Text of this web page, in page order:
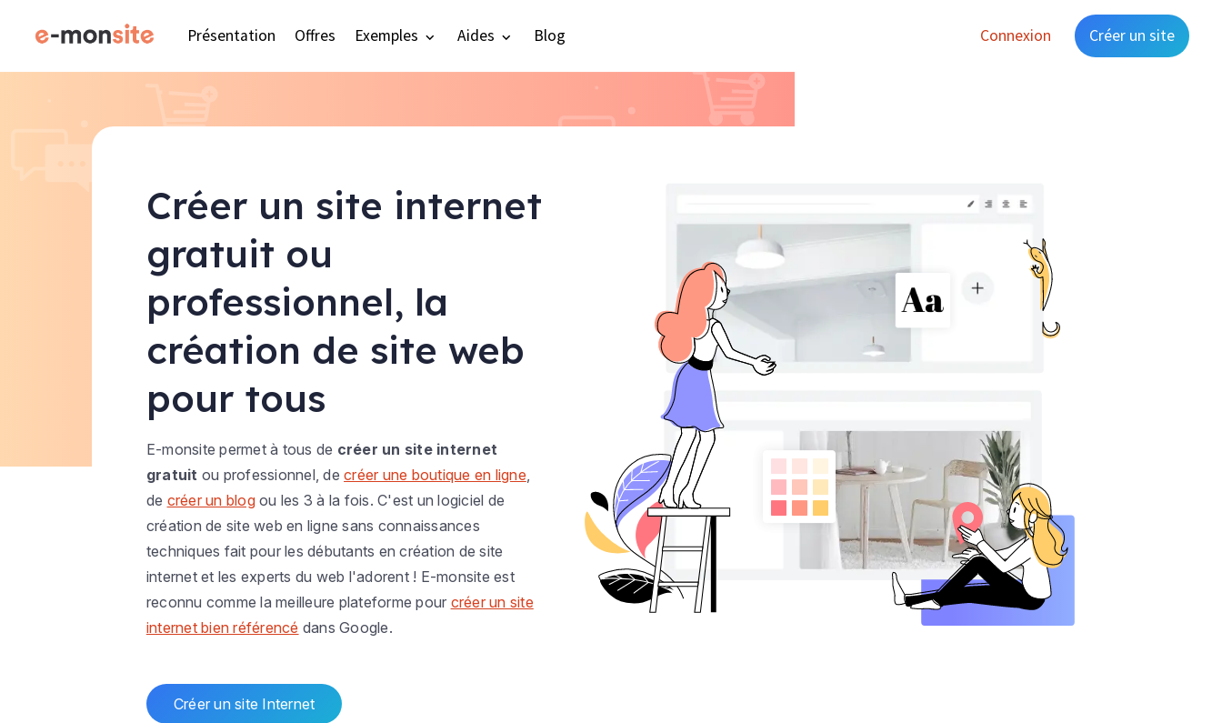
Présentation Offres Exemples Aides Blog Connexion Créer un site
Créer un site internet
gratuit ou
professionnel, la
création de site web
pour tous
E-monsite permet à tous de créer un site internet
gratuit ou professionnel, decréer une boutique en ligne,
de créer un blogou les 3 à la fois. C'est un logiciel de
création de site web en ligne sans connaissances
techniques fait pour les débutants en création de site
internet et les experts du web l'adorent ! E-monsite est
reconnu comme la meilleure plateforme pour créer un site
internet bien référencé dans Google.
Créer un site Internet